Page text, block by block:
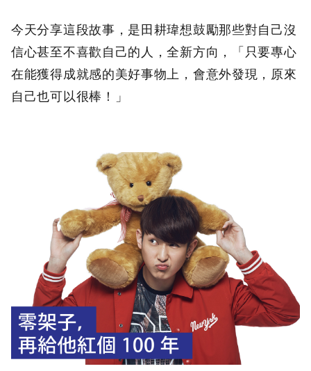
今天分享這段故事，是田耕瑋想鼓勵那些對自己沒
信心甚至不喜歡自己的人，全新方向，「只要專心
在能獲得成就感的美好事物上，會意外發現，原來
自己也可以很棒！」